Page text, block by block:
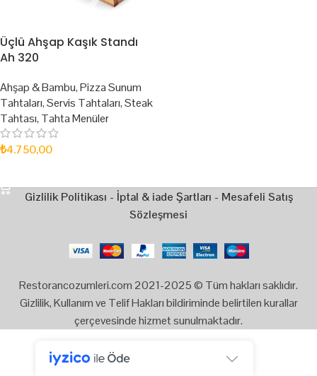
Üçlü Ahşap Kaşık Standı
Ah 320
Ahşap & Bambu,Pizza Sunum
Tahtaları,Servis Tahtaları,Steak
Tahtası, Tahta Menüler
₺4.750,00
Gizlilik Politikası - İptal & iade Şartları - Mesafeli Satış
Sözleşmesi
Restorancozumleri.com 2021-2025 © Tüm hakları saklıdır.
Gizlilik, Kullanım ve Telif Hakları bildiriminde belirtilen kurallar
çerçevesinde hizmet sunulmaktadır.